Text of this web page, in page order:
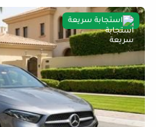
استجابة سريعة